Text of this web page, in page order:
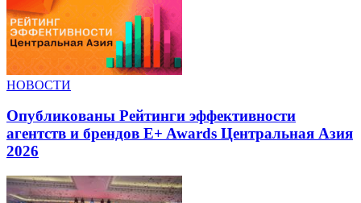
НОВОСТИ
Опубликованы Рейтинги эффективности
агентств и брендов E+ Awards Центральная Азия
2026